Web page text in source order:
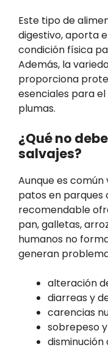
Este tipo de
digestivo, aporta
condición física
Además, la
proporciona
esenciales para
plumas.
¿Qué no
salvajes?
Aunque es
patos en parques
recomendable
pan, galletas,
humanos no
generan
alteración
diarreas y
carencias
sobrepeso
disminución